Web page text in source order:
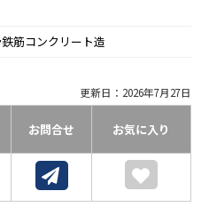
筋コンクリート造
更新日：2026年7月27日
お問合せ お気に入り